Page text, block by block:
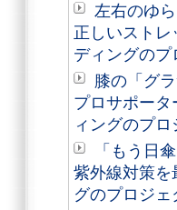
左右のゆ
正しいスト
ディングの
膝の「グ
プロサポー
ィングのプ
「もう日
紫外線対策を
グのプロジェ